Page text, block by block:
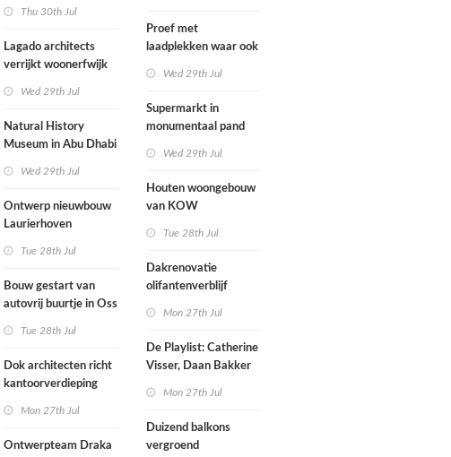
buitenruimte samen in
hart van dorp
Thu 30th Jul
Lagado architects
verrijkt woonerfwijk
huis
Wed 29th Jul
Natural History
Museum in Abu Dhabi
Wed 29th Jul
Ontwerp nieuwbouw
Laurierhoven
Tue 28th Jul
Bouw gestart van
autovrij buurtje in Oss
Tue 28th Jul
Dok architecten richt
kantoorverdieping
hernieuwd in
Mon 27th Jul
Ontwerpteam Draka
Proef met
laadplekken waar ook
Wed 29th Jul
Supermarkt in
monumentaal pand
Wed 29th Jul
Houten woongebouw
van KOW
herontwikkeling
ziekenhuisterrein
Tue 28th Jul
Dakrenovatie
olifantenverblijf
Mon 27th Jul
De Playlist: Catherine
Visser, Daan Bakker
kamerensemble
Mon 27th Jul
Duizend balkons
vergroend